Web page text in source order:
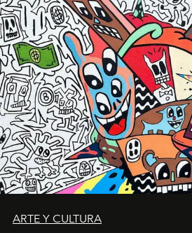
ARTE Y CULTURA